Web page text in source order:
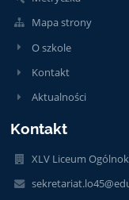
Mapa strony
O szkole
Kontakt
Aktualności
Kontakt
XLV Liceum